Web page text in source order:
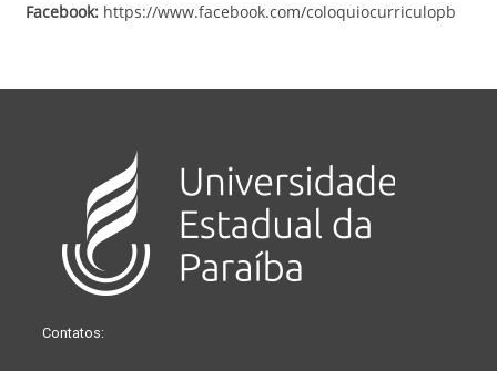
Facebook: https://www.facebook.com/coloquiocurriculopb
Contatos: